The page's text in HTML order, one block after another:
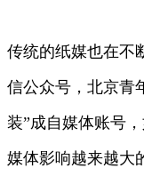
传统的纸媒也在不
信公众号，北京青
装”成自媒体账号
媒体影响越来越大